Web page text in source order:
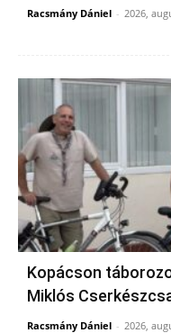
Racsmány Dániel - 2026,
Kopácson
Miklós
Racsmány Dániel - 2026,